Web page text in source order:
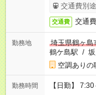
交通費別
交通費 交通
勤務地
埼玉県鶴ヶ島
鶴ケ島駅 /
空調ありの
勤務時間 【日勤】